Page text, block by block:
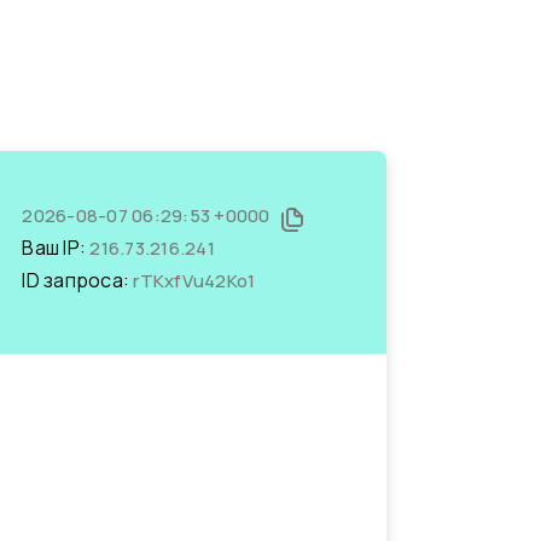
2026-08-07 06:29:53 +0000
Ваш IP:216.73.216.241
ID запроса:rTKxfVu42Ko1